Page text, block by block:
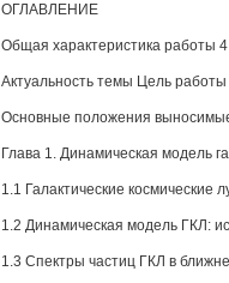
ОГЛАВЛЕНИЕ
Общая характеристика работы 4
Актуальность темы Цель
Основные положения
Глава 1. Динамическая модель
1.1 Галактические космические
1.2 Динамическая модель ГКЛ:
1.3 Спектры частиц ГКЛ в